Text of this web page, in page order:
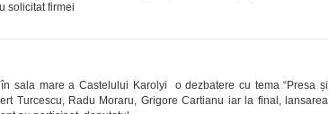
solicitat firmei
sala mare a Castelului Karolyi o dezbatere cu tema “Presa și
Turcescu, Radu Moraru, Grigore Cartianu iar la final, lansarea